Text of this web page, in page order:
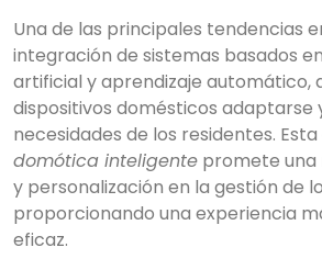
Una de las principales tendencias
integración de sistemas basados
artificial y aprendizaje automático,
dispositivos domésticos adaptarse
necesidades de los residentes.
domótica inteligente promete
y personalización en la gestión de
proporcionando una experiencia
eficaz.